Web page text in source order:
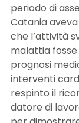
periodo di
Catania
che l’attività
malattia
prognosi
interventi
respinto il
datore di